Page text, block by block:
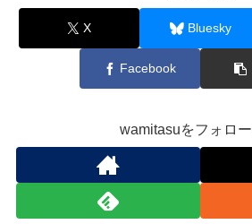
X Bluesky
Facebook
wamitasuをフォロ